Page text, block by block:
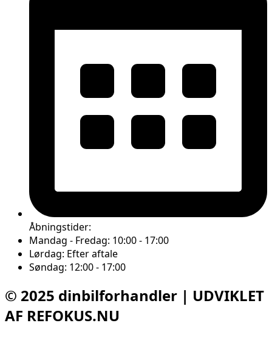
Åbningstider:
Mandag - Fredag: 10:00 - 17:00
Lørdag: Efter aftale
Søndag: 12:00 - 17:00
© 2025 dinbilforhandler | UDVIKLET
AF REFOKUS.NU